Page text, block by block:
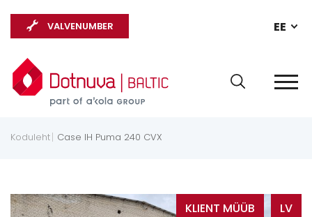
EE
VALVENUMBER
Koduleht Case IH Puma 240 CVX
KLIENT MÜÜB LV